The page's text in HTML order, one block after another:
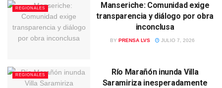
REGIONALES
Manseriche: Comunidad exige
transparencia y diálogo por obra
inconclusa
BY PRENSA LVS JULIO 7, 2026
REGIONALES
Río Marañón inunda Villa
Saramiriza inesperadamente